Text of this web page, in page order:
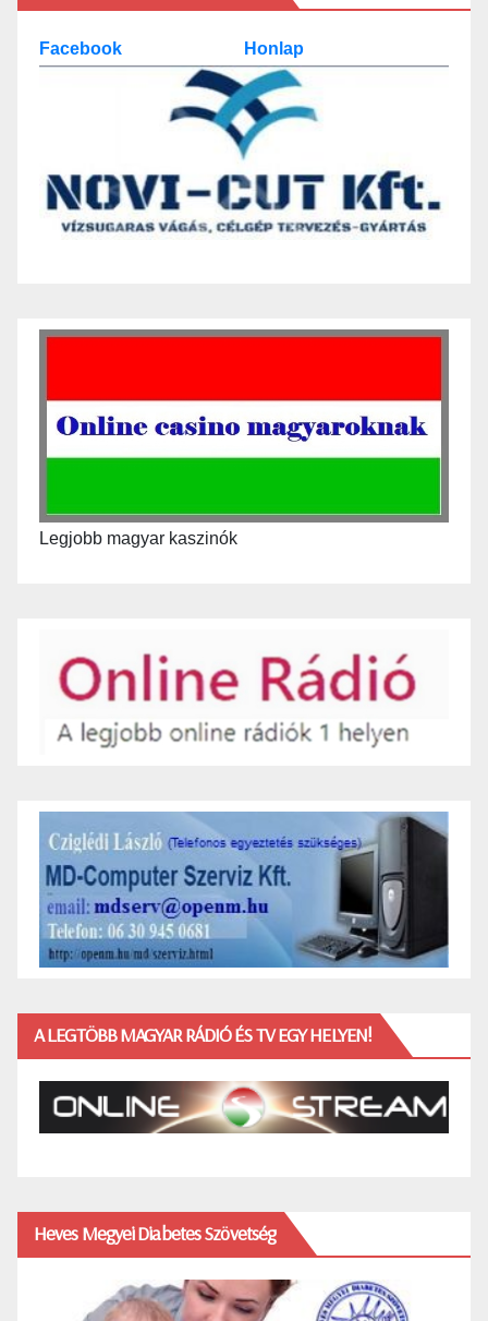
Facebook Honlap
Legjobb magyar kaszinók
A LEGTÖBB MAGYAR RÁDIÓ ÉS TV EGY HELYEN!
Heves Megyei Diabetes Szövetség